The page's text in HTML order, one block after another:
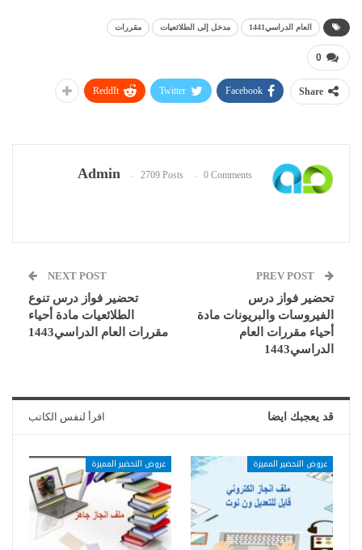
العام الدراسي1441 مدخل إلى الطلائعيات مقررات
0
Share
Facebook
Twitter
ReddIt
Admin 2709 Posts 0 Comments
تحضير فواز درس
الفيروسات والبريونات مادة
أحياء مقررات العام
الدراسي1443
NEXT POST
تحضير فواز درس تنوع
الطلائعيات مادة أحياء
مقررات العام الدراسي1443
قد يعجبك ايضا اقرأ لنفس الكاتب
عروض التحضير المميزة عروض التحضير المميزة